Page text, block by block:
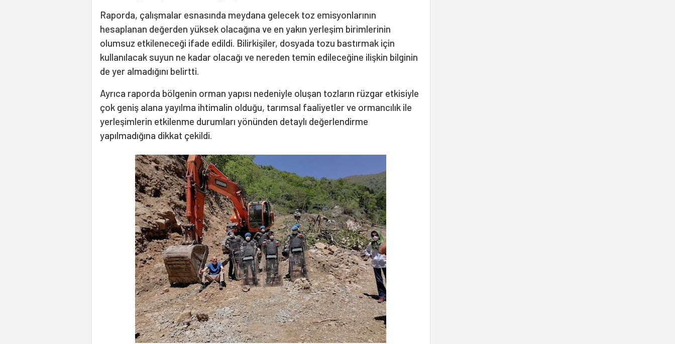
Raporda, çalışmalar esnasında meydana gelecek toz emisyonlarının
hesaplanan değerden yüksek olacağına ve en yakın yerleşim birimlerinin
olumsuz etkileneceği ifade edildi. Bilirkişiler, dosyada tozu bastırmak için
kullanılacak suyun ne kadar olacağı ve nereden temin edileceğine ilişkin bilginin
de yer almadığını belirtti.
Ayrıca raporda bölgenin orman yapısı nedeniyle oluşan tozların rüzgar etkisiyle
çok geniş alana yayılma ihtimalin olduğu, tarımsal faaliyetler ve ormancılık ile
yerleşimlerin etkilenme durumları yönünden detaylı değerlendirme
yapılmadığına dikkat çekildi.